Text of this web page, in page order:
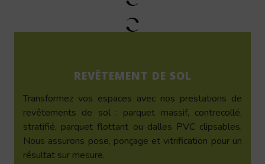
REVÊTEMENT DE SOL
Transformez vos espaces avec nos prestations de
revêtements de sol : parquet massif, contrecollé,
stratifié, parquet flottant ou dalles PVC clipsables.
Nous assurons pose, ponçage et vitrification pour un
résultat sur mesure.